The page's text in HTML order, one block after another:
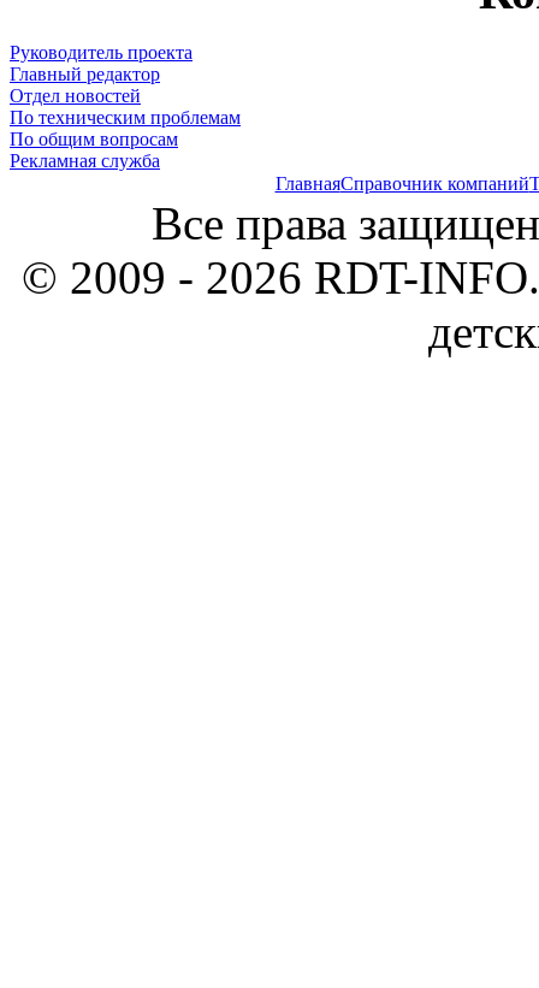
Руководитель проекта
Главный редактор
Отдел новостей
По техническим проблемам
По общим вопросам
Рекламная служба
ГлавнаяСправочник компаний
Все права
© 2009 - 2026 RDT-